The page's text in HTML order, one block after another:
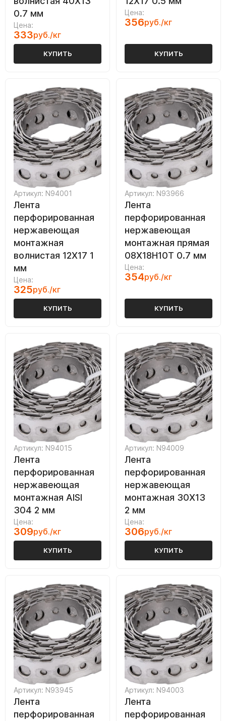
0.7 мм
Цена:
333руб./кг
КУПИТЬ
Цена:
356руб./кг
КУПИТЬ
Артикул: N94001
Лента
перфорированная
нержавеющая
монтажная
волнистая 12Х17 1
мм
Цена:
325руб./кг
КУПИТЬ
Артикул: N93966
Лента
перфорированная
нержавеющая
монтажная прямая
08Х18Н10Т 0.7 мм
Цена:
354руб./кг
КУПИТЬ
Артикул: N94015
Лента
перфорированная
нержавеющая
монтажная AISI
304 2 мм
Цена:
309руб./кг
КУПИТЬ
Артикул: N94009
Лента
перфорированная
нержавеющая
монтажная 30Х13
2 мм
Цена:
306руб./кг
КУПИТЬ
Артикул: N93945
Лента
перфорированная
Артикул: N94003
Лента
перфорированная